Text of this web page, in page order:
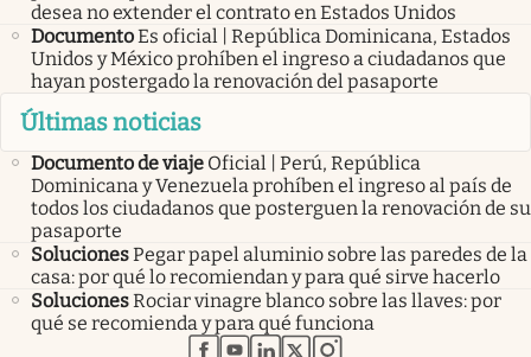
desea no extender el contrato en Estados Unidos
DocumentoEs oficial | República Dominicana, Estados
Unidos y México prohíben el ingreso a ciudadanos que
hayan postergado la renovación del pasaporte
Últimas noticias
Documento de viaje Oficial | Perú, República
Dominicana y Venezuela prohíben el ingreso al país de
todos los ciudadanos que posterguen la renovación de su
pasaporte
SolucionesPegar papel aluminio sobre las paredes de la
casa: por qué lo recomiendan y para qué sirve hacerlo
SolucionesRociar vinagre blanco sobre las llaves: por
qué se recomienda y para qué funciona
abre en nueva pestaña
abre en nueva pestaña
abre en nueva pestaña
abre en nueva pestaña
abre en nueva pestaña